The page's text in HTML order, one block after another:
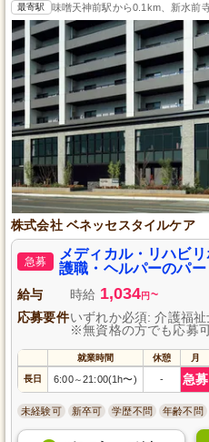
最寄駅 味噌天神前駅から0.1km、新水前
株式会社 ベネッセスタイルケア
急募
メディカル・リハビ
護職・ヘルパーのパ
給与 時給 1,034円 ~
応募要件いずれか必須: 介護福
※無資格の方でも応募可
就業時間 休憩 月
長日 6:00～21:00(1h〜) - 急募
未経験可 新卒可 学歴不問 年齢不問